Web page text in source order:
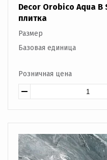
Decor Orobico Aqua B
плитка
Размер
Базовая единица
Розничная цена